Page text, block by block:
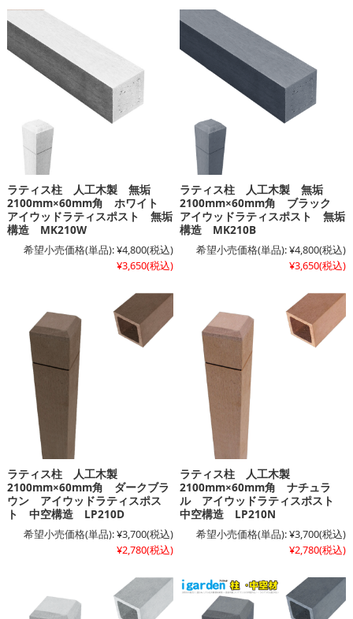
ラティス柱 人工木製 無垢
2100mm×60mm角 ホワイト
アイウッドラティスポスト 無垢
構造 MK210W
希望小売価格(単品):¥4,800(税込)
¥3,650(税込)
ラティス柱 人工木製 無垢
2100mm×60mm角 ブラック
アイウッドラティスポスト 無垢
構造 MK210B
希望小売価格(単品):¥4,800(税込)
¥3,650(税込)
ラティス柱 人工木製
2100mm×60mm角 ダークブラ
ウン アイウッドラティスポス
ト 中空構造 LP210D
希望小売価格(単品):¥3,700(税込)
¥2,780(税込)
ラティス柱 人工木製
2100mm×60mm角 ナチュラ
ル アイウッドラティスポスト
中空構造 LP210N
希望小売価格(単品):¥3,700(税込)
¥2,780(税込)